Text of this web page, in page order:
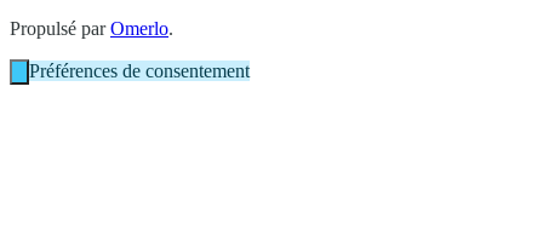
Propulsé parOmerlo.
Préférences de consentement